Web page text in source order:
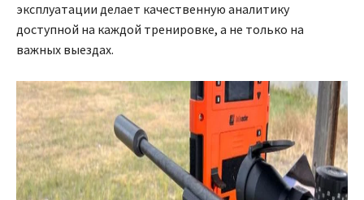
эксплуатации делает качественную аналитику
доступной на каждой тренировке, а не только на
важных выездах.